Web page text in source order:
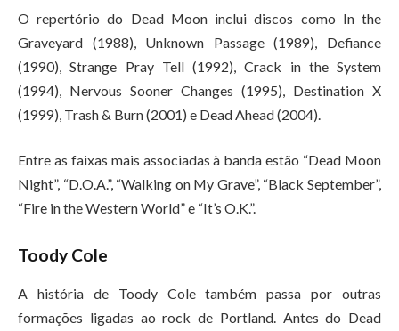
O repertório do Dead Moon inclui discos como In the
Graveyard (1988), Unknown Passage (1989), Defiance
(1990), Strange Pray Tell (1992), Crack in the System
(1994), Nervous Sooner Changes (1995), Destination X
(1999), Trash & Burn (2001) e Dead Ahead (2004).
Entre as faixas mais associadas à banda estão “Dead Moon
Night”, “D.O.A.”, “Walking on My Grave”, “Black September”,
“Fire in the Western World” e “It’s O.K.”.
Toody Cole
A história de Toody Cole também passa por outras
formações ligadas ao rock de Portland. Antes do Dead